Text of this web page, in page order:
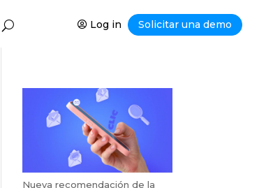
Log in Solicitar una demo
Nueva recomendación de la